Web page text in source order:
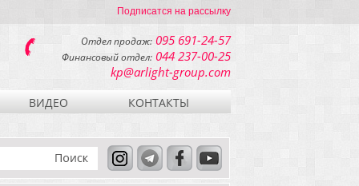
Подписатся на рассылку
Отдел продаж: 095 691-24-57
Финансовый отдел: 044 237-00-25
kp@arlight-group.com
ВИДЕО КОНТАКТЫ